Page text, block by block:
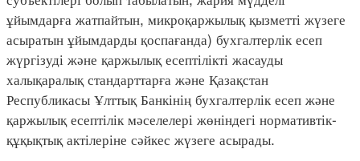
ұйымдарға жатпайтын, микроқаржылық қызметті жүзеге
асыратын ұйымдарды қоспағанда) бухгалтерлік есеп
жүргізуді және қаржылық есептілікті жасауды
халықаралық стандарттарға және Қазақстан
Республикасы Ұлттық Банкінің бухгалтерлік есеп және
қаржылық есептілік мәселелері жөніндегі нормативтік-
құқықтық актілеріне сәйкес жүзеге асырады.